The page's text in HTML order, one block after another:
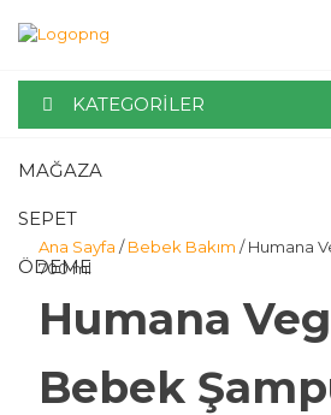
HOME
KATEGORILER
MAĞAZA
SEPET
ÖDEME
Ana Sayfa /Bebek Bakım / Humana
700 ml
Humana
Bebek